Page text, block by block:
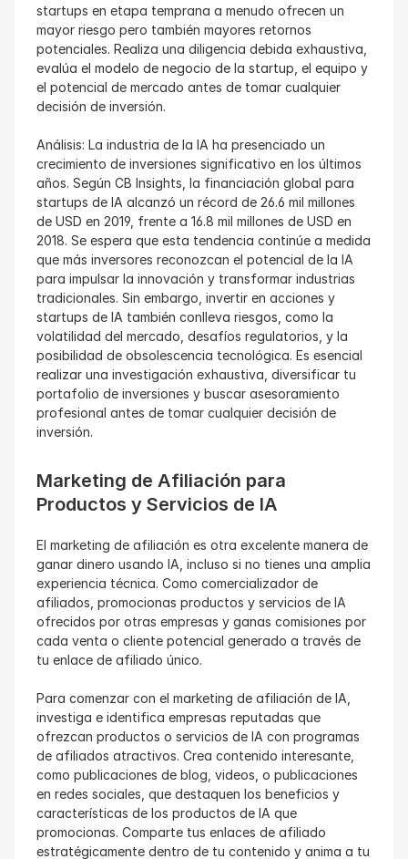
startups en etapa temprana a menudo ofrecen un
mayor riesgo pero también mayores retornos
potenciales. Realiza una diligencia debida exhaustiva,
evalúa el modelo de negocio de la startup, el equipo y
el potencial de mercado antes de tomar cualquier
decisión de inversión.
Análisis: La industria de la IA ha presenciado un
crecimiento de inversiones significativo en los últimos
años. Según CB Insights, la financiación global para
startups de IA alcanzó un récord de 26.6 mil millones
de USD en 2019, frente a 16.8 mil millones de USD en
2018. Se espera que esta tendencia continúe a medida
que más inversores reconozcan el potencial de la IA
para impulsar la innovación y transformar industrias
tradicionales. Sin embargo, invertir en acciones y
startups de IA también conlleva riesgos, como la
volatilidad del mercado, desafíos regulatorios, y la
posibilidad de obsolescencia tecnológica. Es esencial
realizar una investigación exhaustiva, diversificar tu
portafolio de inversiones y buscar asesoramiento
profesional antes de tomar cualquier decisión de
inversión.
Marketing de Afiliación para
Productos y Servicios de IA
El marketing de afiliación es otra excelente manera de
ganar dinero usando IA, incluso si no tienes una amplia
experiencia técnica. Como comercializador de
afiliados, promocionas productos y servicios de IA
ofrecidos por otras empresas y ganas comisiones por
cada venta o cliente potencial generado a través de
tu enlace de afiliado único.
Para comenzar con el marketing de afiliación de IA,
investiga e identifica empresas reputadas que
ofrezcan productos o servicios de IA con programas
de afiliados atractivos. Crea contenido interesante,
como publicaciones de blog, videos, o publicaciones
en redes sociales, que destaquen los beneficios y
características de los productos de IA que
promocionas. Comparte tus enlaces de afiliado
estratégicamente dentro de tu contenido y anima a tu